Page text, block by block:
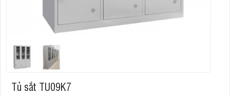
Tủ sắt TU09K7